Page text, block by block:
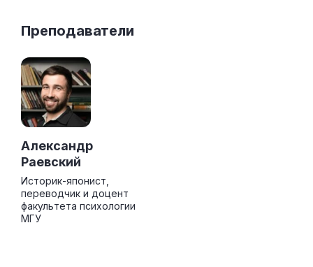
Преподаватели
Александр
Раевский
Историк-японист,
переводчик и доцент
факультета психологии
МГУ